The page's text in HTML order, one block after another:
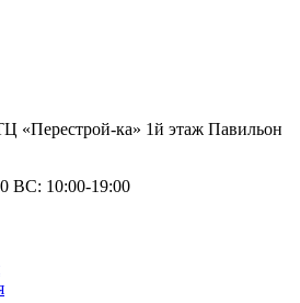
«Перестрой-ка» 1й этаж Павильон
ВС: 10:00-19:00